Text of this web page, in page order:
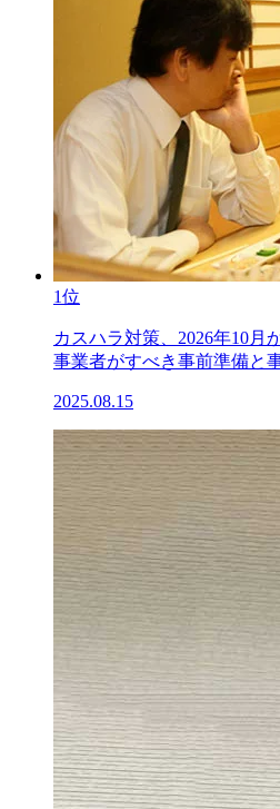
1位
カスハラ対策、2026年10月
事業者がすべき事前準備と
2025.08.15